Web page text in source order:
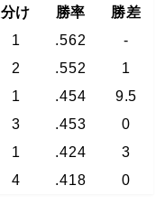
分け 勝率
勝差
1 .562
-
2 .552
1
1 .454
9.5
3 .453
0
1 .424
3
4 .418 0